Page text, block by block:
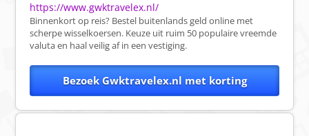
https://www.gwktravelex.nl/
Binnenkort op reis? Bestel buitenlands geld online met
scherpe wisselkoersen. Keuze uit ruim 50 populaire vreemde
valuta en haal veilig af in een vestiging.
Bezoek Gwktravelex.nl met korting